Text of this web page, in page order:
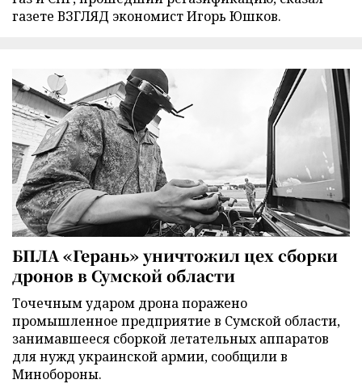
газете ВЗГЛЯД экономист Игорь Юшков.
БПЛА «Герань» уничтожил цех сборки
дронов в Сумской области
Точечным ударом дрона поражено
промышленное предприятие в Сумской области,
занимавшееся сборкой летательных аппаратов
для нужд украинской армии, сообщили в
Минобороны.